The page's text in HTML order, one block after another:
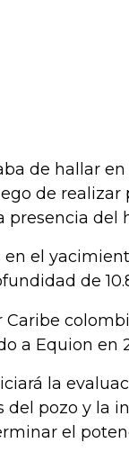
de hallar en
de realizar
presencia del
en el
de
Caribe
a Equion en
la
del pozo y la
el